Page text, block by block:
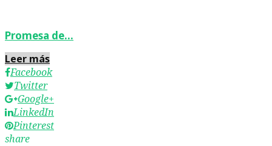
Promesa de…
Leer más
Facebook
Twitter
Google+
LinkedIn
Pinterest
share